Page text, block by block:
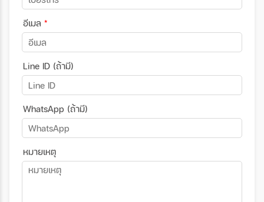
อีเมล *
Line ID (ถ้ามี)
WhatsApp (ถ้ามี)
หมายเหตุ